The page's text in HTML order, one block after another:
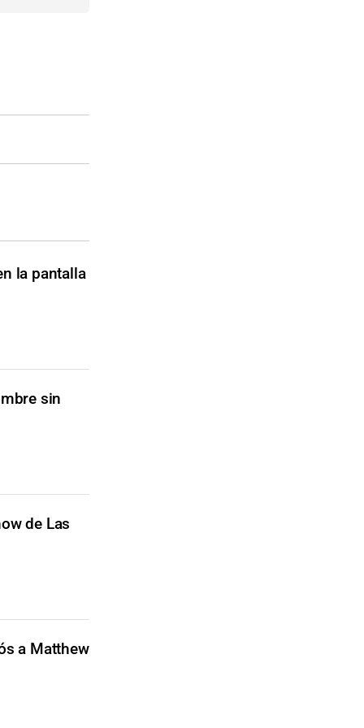
la pantalla
sin
de Las
a Matthew